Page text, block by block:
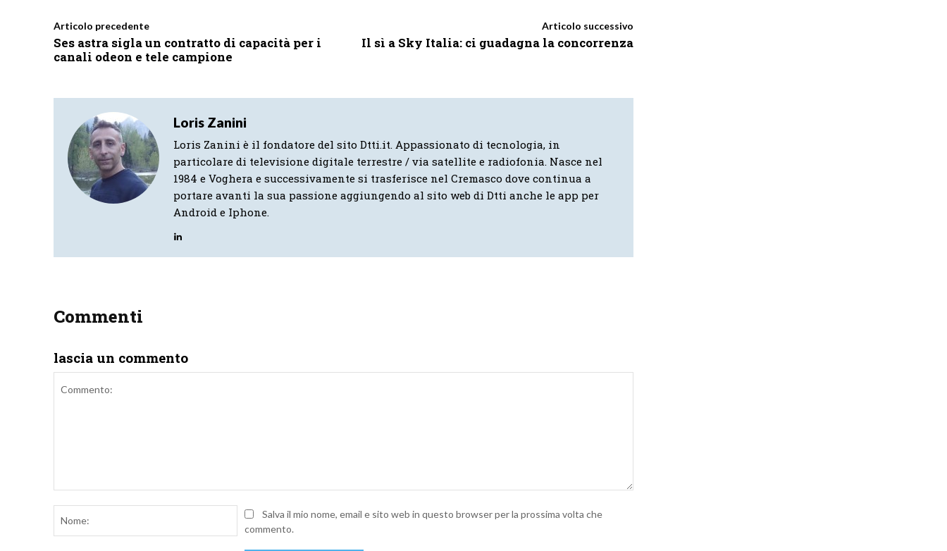
Articolo precedente
Ses astra sigla un contratto di capacità per i
canali odeon e tele campione
Articolo successivo
Il sì a Sky Italia: ci guadagna la concorrenza
Loris Zanini
Loris Zanini è il fondatore del sito Dtti.it. Appassionato di tecnologia, in
particolare di televisione digitale terrestre / via satellite e radiofonia. Nasce nel
1984 e Voghera e successivamente si trasferisce nel Cremasco dove continua a
portare avanti la sua passione aggiungendo al sito web di Dtti anche le app per
Android e Iphone.
Commenti
lascia un commento
Nome:Salva il mio nome, email e sito web in questo browser per la prossima volta che
commento.